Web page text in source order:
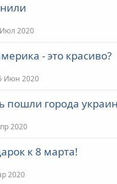
2020
- это красиво?
Июн 2020
пошли города
2020
к 8 марта!
2020